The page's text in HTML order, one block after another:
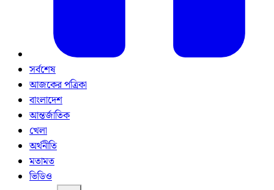
সর্বশেষ
আজকের পত্রিকা
বাংলাদেশ
আন্তর্জাতিক
খেলা
অর্থনীতি
মতামত
ভিডিও